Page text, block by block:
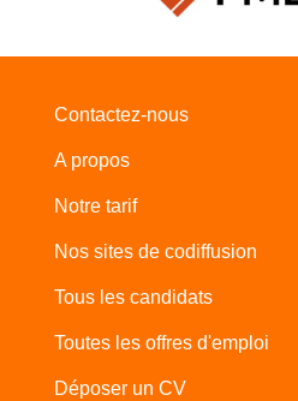
Contactez-nous
A propos
Notre tarif
Nos sites de codiffusion
Tous les candidats
Toutes les offres d'emploi
Déposer un CV